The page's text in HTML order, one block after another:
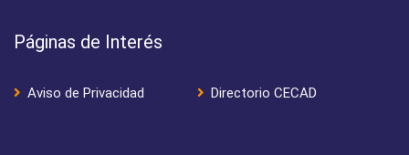
Páginas de Interés
Aviso de Privacidad Directorio CECAD